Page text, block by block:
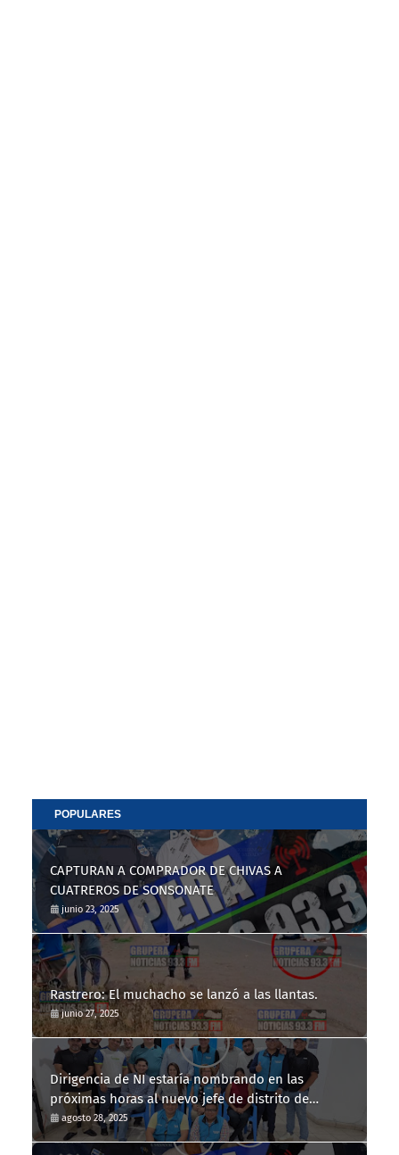
POPULARES
CAPTURAN A COMPRADOR DE CHIVAS A
CUATREROS DE SONSONATE
junio 23, 2025
Rastrero: El muchacho se lanzó a las llantas.
junio 27, 2025
Dirigencia de NI estaría nombrando en las
próximas horas al nuevo jefe de distrito de
Nahuizalco
agosto 28, 2025